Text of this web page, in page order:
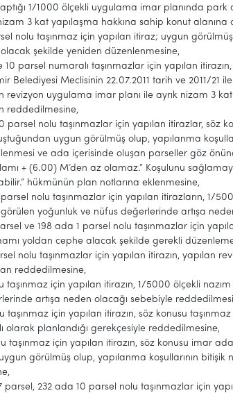
1/1000 ölçekli uygulama imar planında
3 kat yapılaşma hakkına sahip konut
nolu taşınmaz için yapılan itiraz; uygun
şekilde yeniden düzenlenmesine,
parsel numaralı taşınmazlar için yapılan itirazın,
Belediyesi Meclisinin 22.07.2011 tarih ve 2011/21
revizyon uygulama imar planı ile ayrık nizam 3
reddedilmesine,
parsel nolu taşınmazlar için yapılan itirazlar, söz
uygun görülmüş olup, yapılanma
ve ada içerisinde oluşan parseller göz
+ (6.00) M’den az olamaz.” Koşulunu
hükmünün plan notlarına eklenmesine,
nolu taşınmazlar için yapılan itirazların, 1/
yoğunluk ve nüfus değerlerinde artışa
ve 198 ada 1 parsel nolu taşınmazlar için
yoldan cephe alacak şekilde gerekli
nolu taşınmazlar için yapılan itirazın, yapılan
reddedilmesine,
taşınmaz için yapılan itirazın, 1/5000 ölçekli
artışa neden olacağı sebebiyle
taşınmaz için yapılan itirazın, söz konusu
olarak planlandığı gerekçesiyle reddedilmesine,
taşınmaz için yapılan itirazın, söz konusu imar
görülmüş olup, yapılanma koşullarının
parsel, 232 ada 10 parsel nolu taşınmazlar için